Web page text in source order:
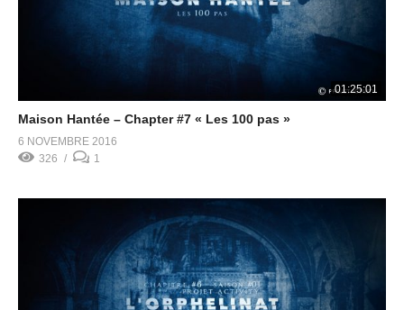
01:25:01
Maison Hantée – Chapter #7 « Les 100 pas »
6 NOVEMBRE 2016
326
1